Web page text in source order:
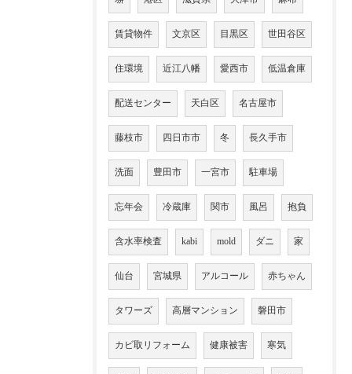
賃貸物件 文京区 目黒区 世田谷区
住環境 近江八幡 愛西市 低温倉庫
配送センター 天白区 名古屋市
藤枝市 四日市市 冬 長久手市
洗面 豊田市 一宮市 駐車場
忘年会 冷蔵庫 関市 風呂 抱負
含水率検査 kabi mold ダニ 家
仙台 宮城県 アルコール 赤ちゃん
タワーズ 高層マンション 磐田市
カビ取リフォーム 健康被害 寒気